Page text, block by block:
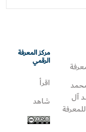
آل
مركز المعرفة
الرقمي
اقرأ
شاهد